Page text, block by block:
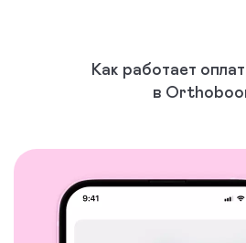
Как работает
в